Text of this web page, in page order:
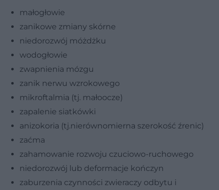
małogłowie
zanikowe zmiany skórne
niedorozwój móżdżku
wodogłowie
zwapnienia mózgu
zanik nerwu wzrokowego
mikroftalmia (tj. małoocze)
zapalenie siatkówki
anizokoria (tj.nierównomierna szerokość źrenic)
zaćma
zahamowanie rozwoju czuciowo-ruchowego
niedorozwój lub deformacje kończyn
zaburzenia czynności zwieraczy odbytu i